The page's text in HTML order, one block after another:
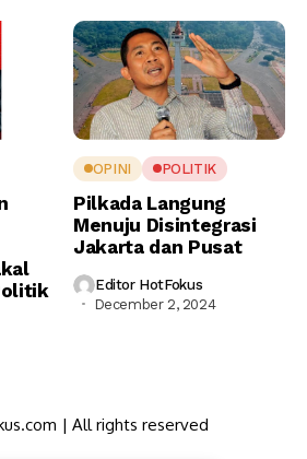
OPINI POLITIK
Pilkada Langung
Menuju Disintegrasi
Jakarta dan Pusat
Editor HotFokus
December 2, 2024
| All rights reserved